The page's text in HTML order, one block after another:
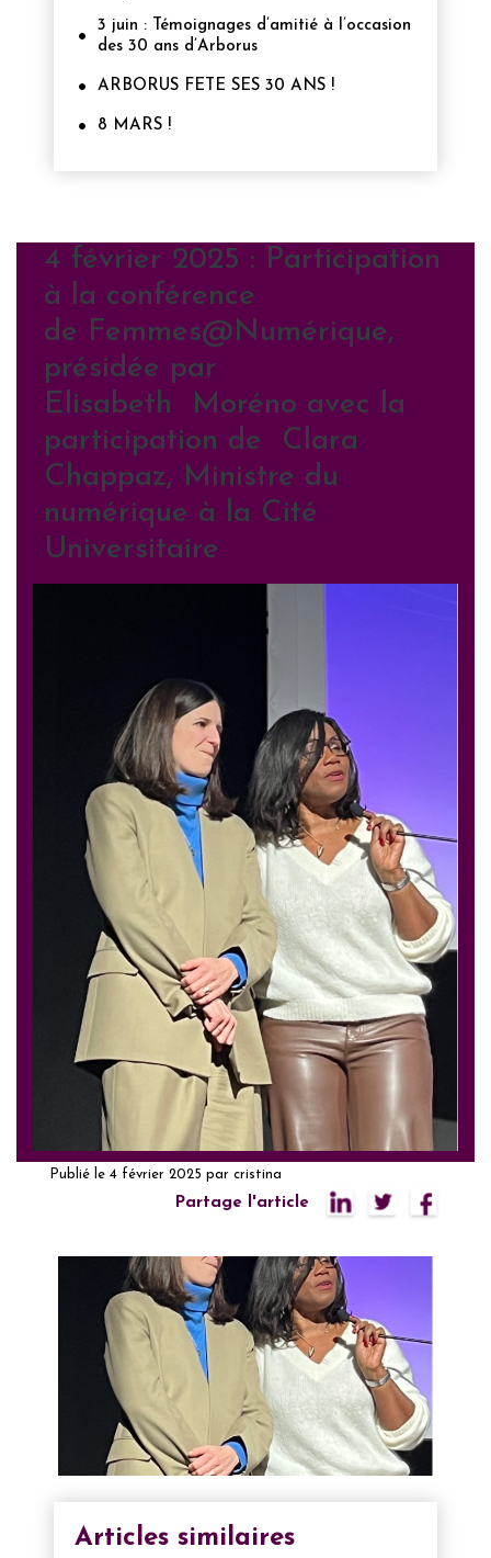
3 juin : Témoignages d’amitié à l’occasion
des 30 ans d’Arborus
ARBORUS FETE SES 30 ANS !
8 MARS !
4 février 2025 : Participation
à la conférence
de Femmes@Numérique,
présidée par
Elisabeth Moréno avec la
participation de Clara
Chappaz, Ministre du
numérique à la Cité
Universitaire
Publié le 4 février 2025 par cristina
Partage l'article
Articles similaires